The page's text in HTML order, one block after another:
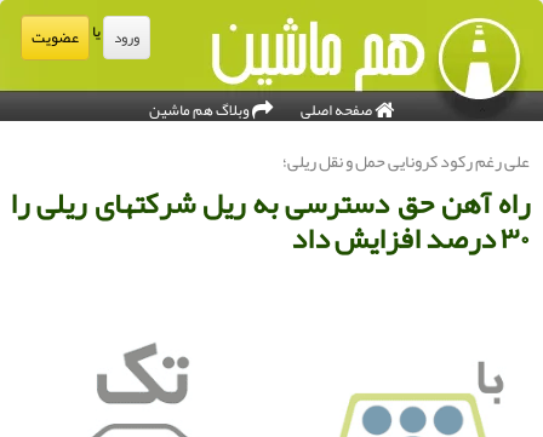
ورود عضویت
صفحه اصلی وبلاگ هم ماشین
علی رغم ركود كرونایی حمل و نقل ریلی؛
راه آهن حق دسترسی به ریل شركتهای ریلی را
۳۰ درصد افزایش داد